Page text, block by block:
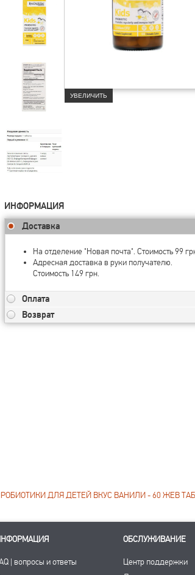
УВЕЛИЧИТЬ
ИНФОРМАЦИЯ
Доставка
На отделение "Новая почта". Стоимость 99
Адресная доставка в руки получателю.
Стоимость 149 грн.
Оплата
Возврат
ДЛЯ ДЕТЕЙ ВКУС ВАНИЛИ - 60 ЖЕВ ТАБ
| вопросы и ответы
ОБСЛУЖИВАНИЕ
Центр поддержки